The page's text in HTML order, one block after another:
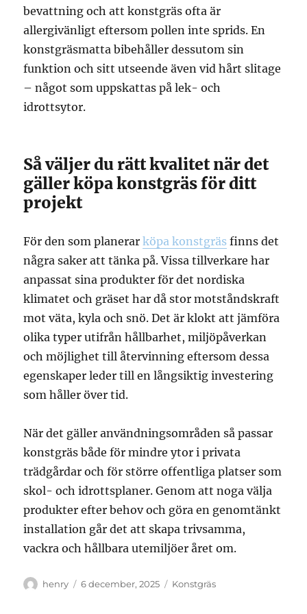
bevattning och att konstgräs ofta är
allergivänligt eftersom pollen inte sprids. En
konstgräsmatta bibehåller dessutom sin
funktion och sitt utseende även vid hårt slitage
– något som uppskattas på lek- och
idrottsytor.
Så väljer du rätt kvalitet när det
gäller köpa konstgräs för ditt
projekt
För den som planerarköpa konstgräs finns det
några saker att tänka på. Vissa tillverkare har
anpassat sina produkter för det nordiska
klimatet och gräset har då stor motståndskraft
mot väta, kyla och snö. Det är klokt att jämföra
olika typer utifrån hållbarhet, miljöpåverkan
och möjlighet till återvinning eftersom dessa
egenskaper leder till en långsiktig investering
som håller över tid.
När det gäller användningsområden så passar
konstgräs både för mindre ytor i privata
trädgårdar och för större offentliga platser som
skol- och idrottsplaner. Genom att noga välja
produkter efter behov och göra en genomtänkt
installation går det att skapa trivsamma,
vackra och hållbara utemiljöer året om.
Författare
henry
Publicerat
6 december, 2025 Kategorier
Konstgräs